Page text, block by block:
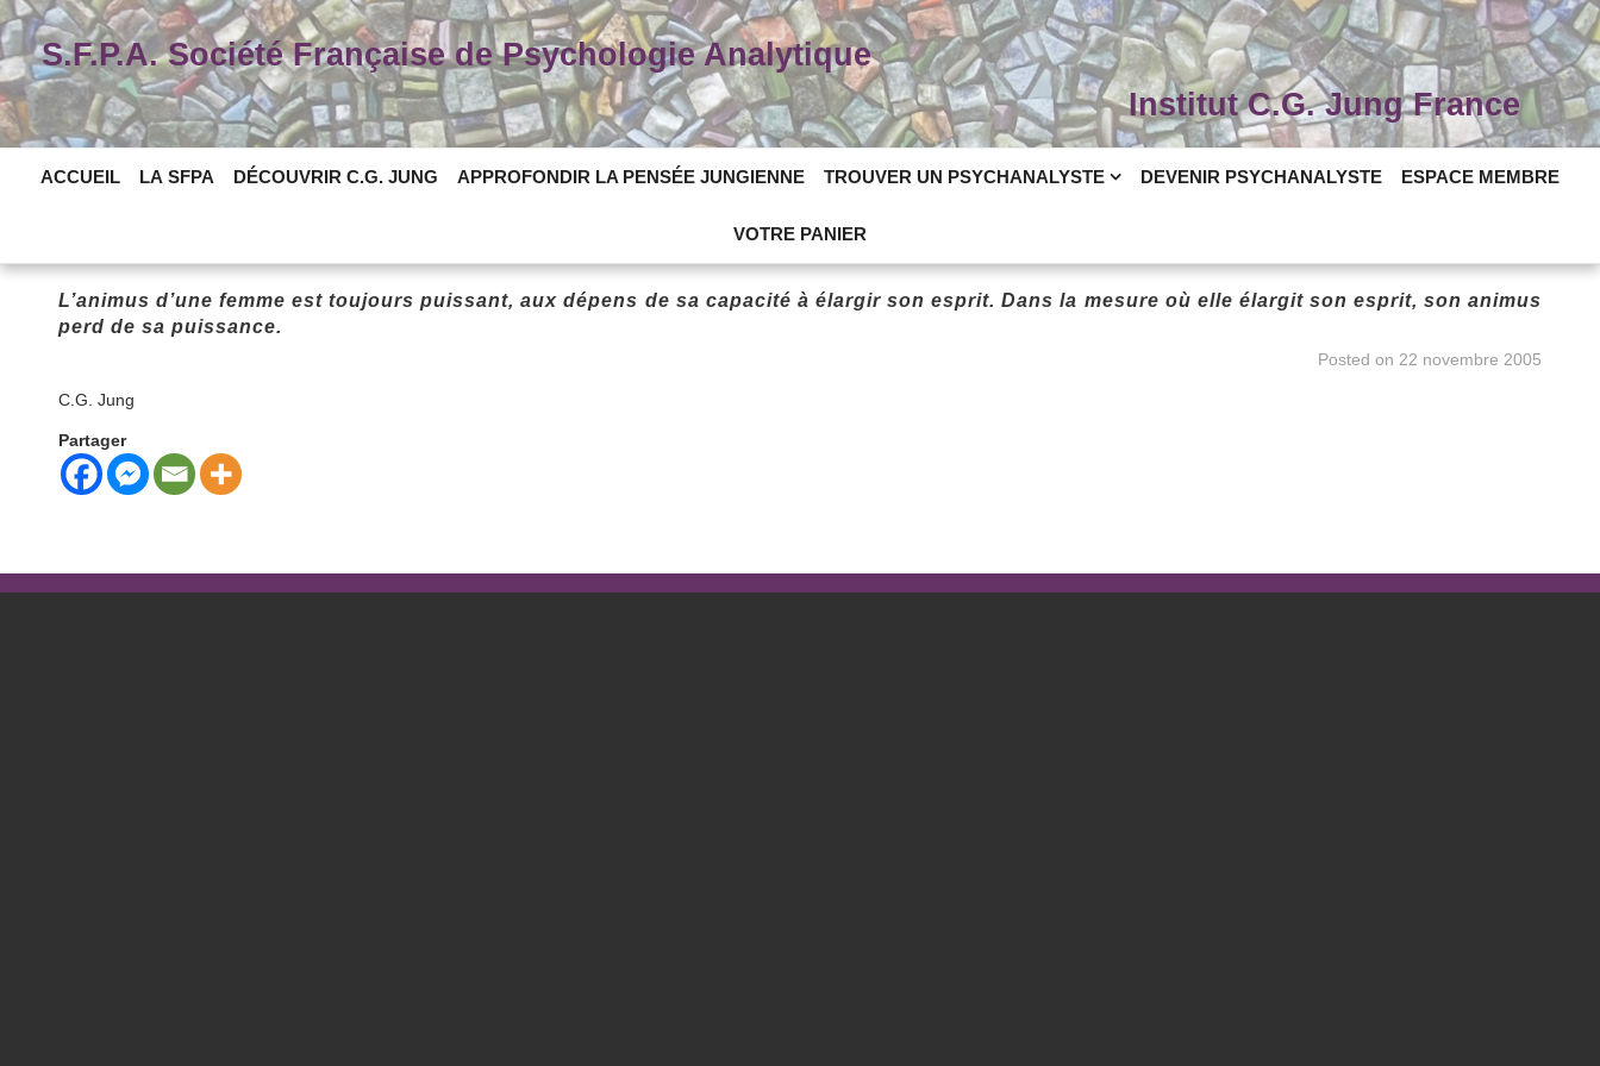
Skip
to
contentS.F.P.A. Société Française de Psychologie Analytique
Institut C.G. Jung France
ACCUEIL LA SFPA DÉCOUVRIR C.G. JUNG APPROFONDIR LA PENSÉE JUNGIENNE TROUVER UN PSYCHANALYSTE DEVENIR PSYCHANALYSTE ESPACE MEMBRE
VOTRE PANIER
L’animus d’une femme est toujours puissant, aux dépens de sa capacité à élargir son esprit. Dans la mesure où elle élargit son esprit, son animus
perd de sa puissance.
Posted on 22 novembre 2005
C.G. Jung
Partager